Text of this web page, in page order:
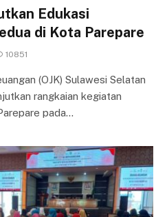
Edukasi
di Kota Parepare
10851
(OJK) Sulawesi Selatan
rangkaian kegiatan
pada…